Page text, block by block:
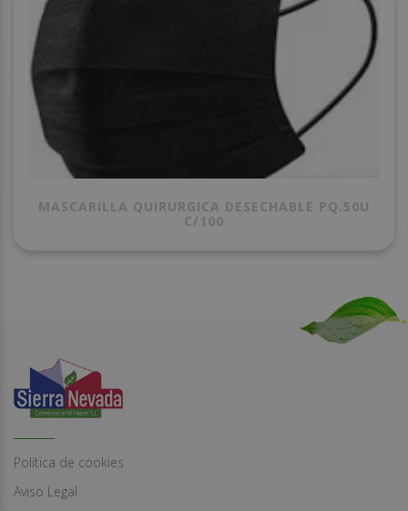
MASCARILLA QUIRURGICA DESECHABLE PQ.50U
C/100
Política de cookies
Aviso Legal